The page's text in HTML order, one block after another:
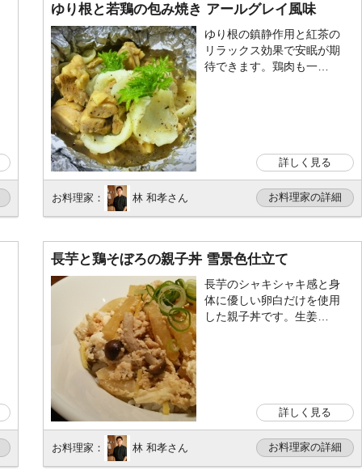
ゆり根と若鶏の包み焼き アールグレイ風味
ゆり根の鎮静作用と紅茶の
リラックス効果で安眠が期
待できます。鶏肉も一…
詳しく見る
お料理家： 林 和孝さん お料理家の詳細
長芋と鶏そぼろの親子丼 雪景色仕立て
長芋のシャキシャキ感と身
体に優しい卵白だけを使用
した親子丼です。生姜…
詳しく見る
お料理家： 林 和孝さん お料理家の詳細